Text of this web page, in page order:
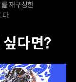
재구성한
다.
다면?